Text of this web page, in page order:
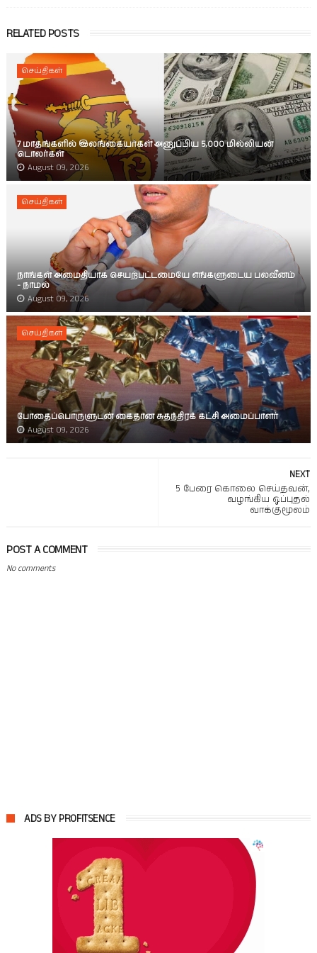
RELATED POSTS
செய்திகள்
7 மாதங்களில் இலங்கையர்கள் அனுப்பிய 5,000 மில்லியன்
டொலர்கள்
August 09, 2026
செய்திகள்
நாங்கள் அமைதியாக செயற்பட்டமையே எங்களுடைய பலவீனம்
- நாமல்
August 09, 2026
செய்திகள்
போதைப்பொருளுடன் கைதான சுதந்திரக் கட்சி அமைப்பாளர்
August 09, 2026
NEXT
5 பேரை கொலை செய்தவன்,
வழங்கிய ஒப்புதல்
வாக்குமூலம்
POST A COMMENT
No comments
ADS BY PROFITSENCE